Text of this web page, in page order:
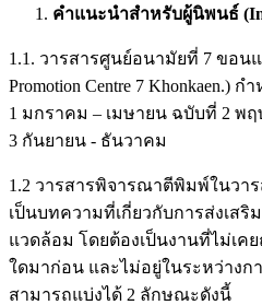
คำแนะนำสำหรับผู้นิพนธ์ (
1.1. วารสารศูนย์อนามัยที่ 7 ขอนแ
Promotion Centre 7
1 มกราคม – เมษายน ฉบับที่ 2 พ
3 กันยายน - ธันวาคม
1.2 วารสารพิจารณาตีพิมพ์ในวา
เป็นบทความที่เกี่ยวกับการส่งเส
แวดล้อม โดยต้องเป็นงานที่ไม่เค
ใดมาก่อน และไม่อยู่ในระหว่างก
สามารถแบ่งได้ 2 ลักษณะดังนี้